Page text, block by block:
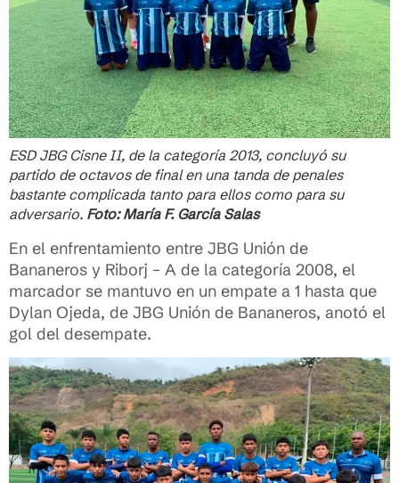
ESD JBG Cisne II, de la categoría 2013, concluyó su
partido de octavos de final en una tanda de penales
bastante complicada tanto para ellos como para su
adversario. Foto: María F. García Salas
En el enfrentamiento entre JBG Unión de
Bananeros y Riborj – A de la categoría 2008, el
marcador se mantuvo en un empate a 1 hasta que
Dylan Ojeda, de JBG Unión de Bananeros, anotó el
gol del desempate.